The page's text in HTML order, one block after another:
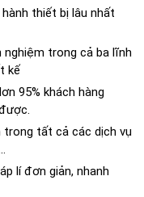
thiết bị lâu nhất
trong cả ba lĩnh
kế
95% khách hàng
trong tất cả các dịch vụ
lí đơn giản, nhanh